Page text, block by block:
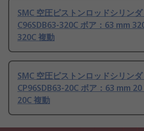
SMC 空圧ピストンロッドシリン
C96SDB63-320C ボア：63 mm
320C 複動
SMC 空圧ピストンロッドシリン
CP96SDB63-20C ボア：63 mm
20C 複動